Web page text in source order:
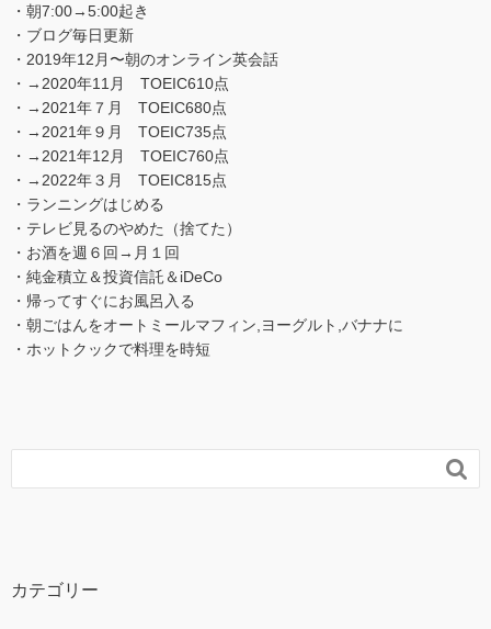
・朝7:00→5:00起き
・ブログ毎日更新
・2019年12月〜朝のオンライン英会話
・→2020年11月 TOEIC610点
・→2021年７月 TOEIC680点
・→2021年９月 TOEIC735点
・→2021年12月 TOEIC760点
・→2022年３月 TOEIC815点
・ランニングはじめる
・テレビ見るのやめた（捨てた）
・お酒を週６回→月１回
・純金積立＆投資信託＆iDeCo
・帰ってすぐにお風呂入る
・朝ごはんをオートミールマフィン,ヨーグルト,バナナに
・ホットクックで料理を時短

カテゴリー